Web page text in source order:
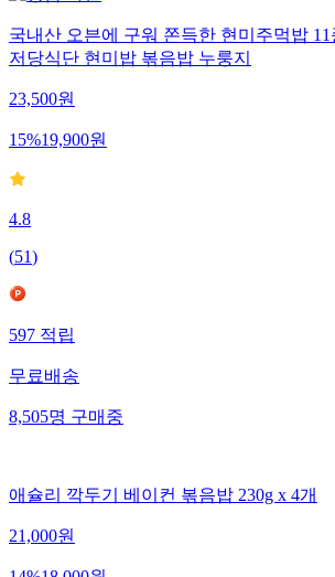
국내산 오븐에 구워 쫀득한 현미주먹밥
저당식단 현미밥 볶음밥 누룽지
23,500원
15%19,900원
4.8
(51)
597적립
무료배송
8,505명구매중
애슐리 깍두기 베이컨 볶음밥 230g x 4개
21,000원